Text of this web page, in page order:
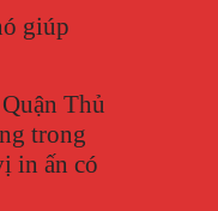
giúp
Thủ
trong
in ấn có